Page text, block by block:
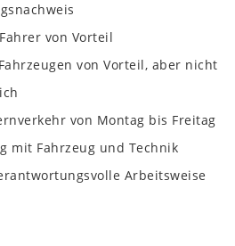
von Vorteil
von Vorteil, aber nicht
von Montag bis Freitag
mit Fahrzeug und Technik
Arbeitsweise